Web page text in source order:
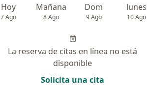
Hoy
7 Ago
Mañana
8 Ago
Dom
9 Ago
lunes
10 Ago
La reserva de citas en línea no está
disponible
Solicita una cita